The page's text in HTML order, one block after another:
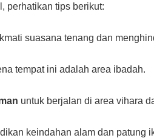
perhatikan tips berikut:
suasana tenang dan
tempat ini adalah area ibadah.
untuk berjalan di area vihara
keindahan alam dan patung